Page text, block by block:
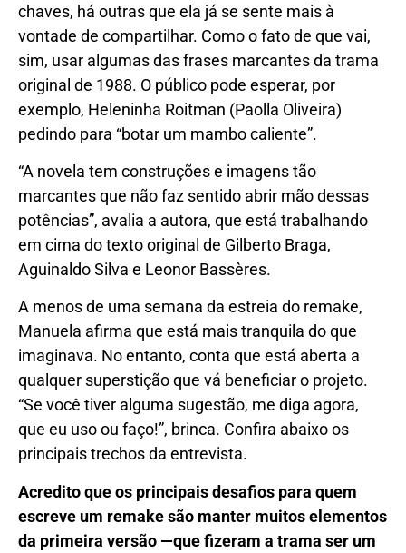
chaves, há outras que ela já se sente mais à
vontade de compartilhar. Como o fato de que vai,
sim, usar algumas das frases marcantes da trama
original de 1988. O público pode esperar, por
exemplo, Heleninha Roitman (Paolla Oliveira)
pedindo para “botar um mambo caliente”.
“A novela tem construções e imagens tão
marcantes que não faz sentido abrir mão dessas
potências”, avalia a autora, que está trabalhando
em cima do texto original de Gilberto Braga,
Aguinaldo Silva e Leonor Bassères.
A menos de uma semana da estreia do remake,
Manuela afirma que está mais tranquila do que
imaginava. No entanto, conta que está aberta a
qualquer superstição que vá beneficiar o projeto.
“Se você tiver alguma sugestão, me diga agora,
que eu uso ou faço!”, brinca. Confira abaixo os
principais trechos da entrevista.
Acredito que os principais desafios para quem
escreve um remake são manter muitos elementos
da primeira versão —que fizeram a trama ser um